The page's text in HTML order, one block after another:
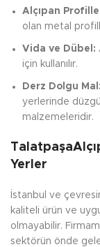
Alçıpan
olan metal
Vida ve Dübel:
için kullanılır.
Derz Dolgu
yerlerinde
malzemeleridir.
Yerler
İstanbul ve
kaliteli ürün ve
olmayabilir.
sektörün önde